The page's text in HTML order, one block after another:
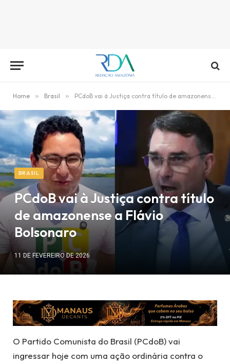
Home » Brasil » PCdoB vai à Justiça contra título de amazonense a Flávio Bolsonaro
BRASIL
PCdoB vai à Justiça contra título
de amazonense a Flávio
Bolsonaro
11 DE FEVEREIRO DE 2026
O Partido Comunista do Brasil (PCdoB) vai
ingressar hoje com uma ação ordinária contra o